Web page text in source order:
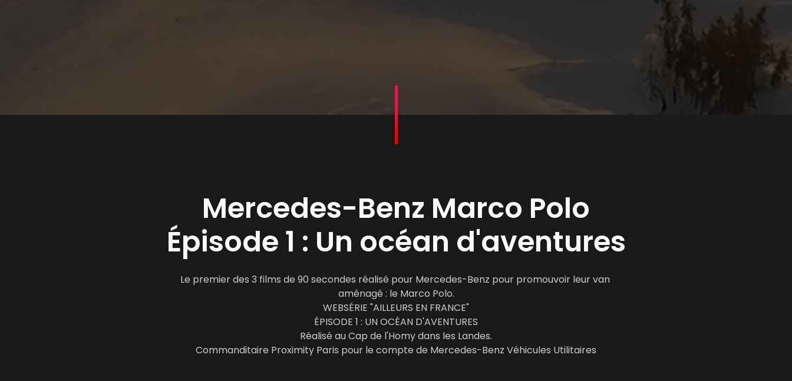
Mercedes-Benz Marco Polo
Épisode 1 : Un océan d'aventures
Le premier des 3 films de 90 secondes réalisé pour Mercedes-Benz pour promouvoir leur van
aménagé : le Marco Polo.
WEBSÉRIE "AILLEURS EN FRANCE"
ÉPISODE 1 : UN OCÉAN D'AVENTURES
Réalisé au Cap de l'Homy dans les Landes.
Commanditaire Proximity Paris pour le compte de Mercedes-Benz Véhicules Utilitaires